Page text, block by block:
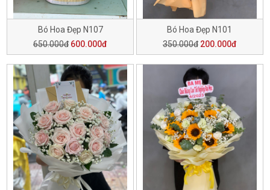
Bó Hoa Đẹp N107
650.000đ 600.000đ
Bó Hoa Đẹp N101
350.000đ 200.000đ